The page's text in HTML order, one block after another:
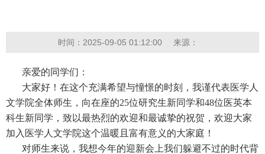
时间：2025-09-05 01:12:00 来源：
亲爱的同学们：
大家好！在这个充满希望与憧憬的时刻，我谨代表医学人
文学院全体师生，向在座的25位研究生新同学和48位医英本
科生新同学，致以最热烈的欢迎和最诚挚的祝贺，欢迎大家
加入医学人文学院这个温暖且富有意义的大家庭！
对师生来说，我想今年的迎新会上我们躲避不过的时代背